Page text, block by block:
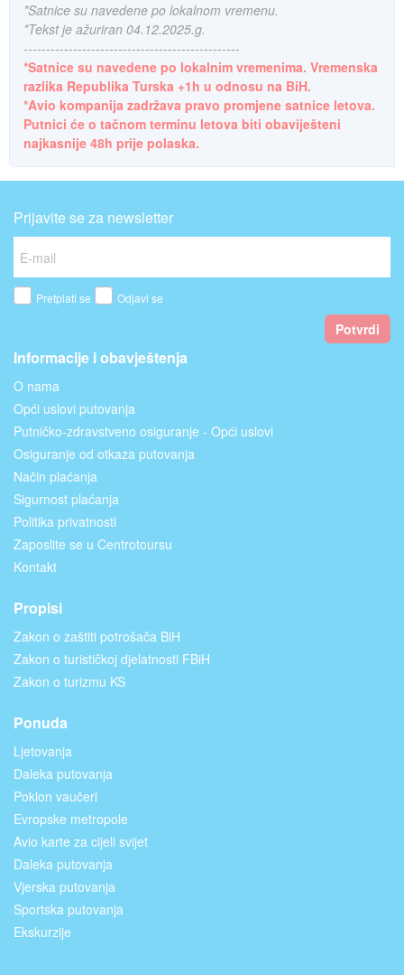
*Satnice su navedene po lokalnom vremenu.
*Tekst je ažuriran 04.12.2025.g.
------------------------------------------------
*Satnice su navedene po lokalnim vremenima. Vremenska
razlika Republika Turska +1h u odnosu na BiH.
*Avio kompanija zadržava pravo promjene satnice letova.
Putnici će o tačnom terminu letova biti obaviješteni
najkasnije 48h prije polaska.
Prijavite se za newsletter
Pretplati se Odjavi se
Potvrdi
Informacije i obavještenja
O nama
Opći uslovi putovanja
Putničko-zdravstveno osiguranje - Opći uslovi
Osiguranje od otkaza putovanja
Način plaćanja
Sigurnost plaćanja
Politika privatnosti
Zaposlite se u Centrotoursu
Kontakt
Propisi
Zakon o zaštiti potrošača BiH
Zakon o turističkoj djelatnosti FBiH
Zakon o turizmu KS
Ponuda
Ljetovanja
Daleka putovanja
Poklon vaučeri
Evropske metropole
Avio karte za cijeli svijet
Daleka putovanja
Vjerska putovanja
Sportska putovanja
Ekskurzije